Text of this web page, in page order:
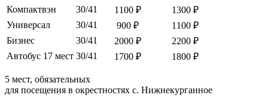
Компактвэн
30/41 1100 ₽
1300 ₽
Универсал
30/41 900 ₽
1100 ₽
Бизнес
30/41 2000 ₽
2200 ₽
Автобус 17 мест 30/41 1700 ₽ 1800 ₽
5 мест, обязательных
для посещения в окрестностях с. Нижнекурганное